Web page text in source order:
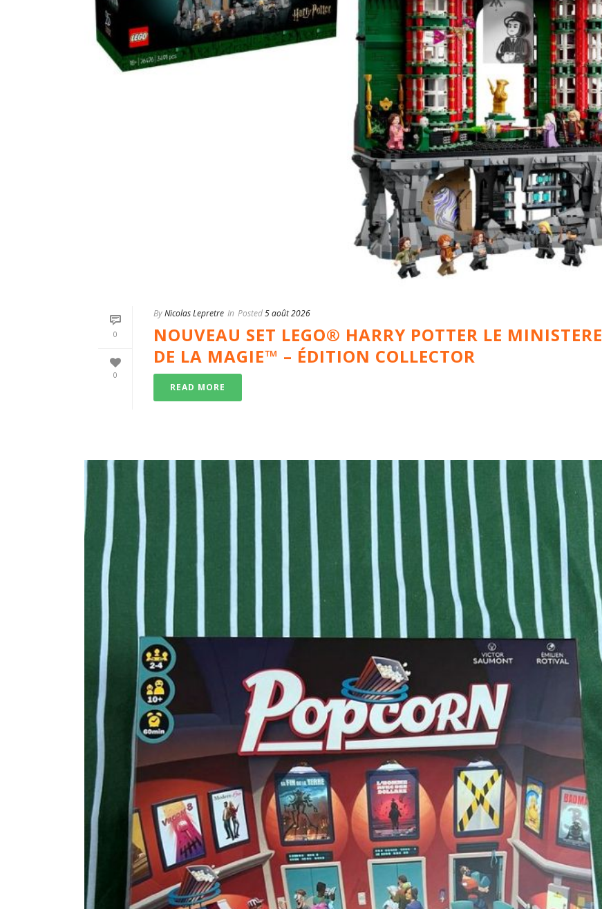
0
0
ByNicolas Lepretre In Posted5 août 2026
NOUVEAU SET LEGO® HARRY POTTER LE MINISTERE
DE LA MAGIE™ – ÉDITION COLLECTOR
READ MORE